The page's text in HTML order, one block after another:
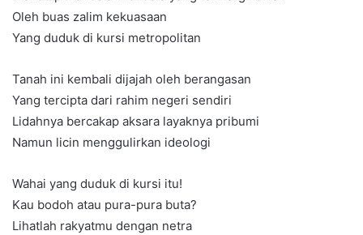
Oleh buas zalim kekuasaan
Yang duduk di kursi metropolitan
Tanah ini kembali dijajah oleh berangasan
Yang tercipta dari rahim negeri sendiri
Lidahnya bercakap aksara layaknya pribumi
Namun licin menggulirkan ideologi
Wahai yang duduk di kursi itu!
Kau bodoh atau pura-pura buta?
Lihatlah rakyatmu dengan netra